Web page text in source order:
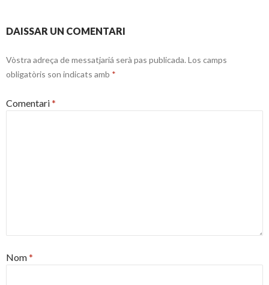
DAISSAR UN COMENTARI
Vòstra adreça de messatjariá serà pas publicada. Los camps
obligatòris son indicats amb *
Comentari*
Nom*